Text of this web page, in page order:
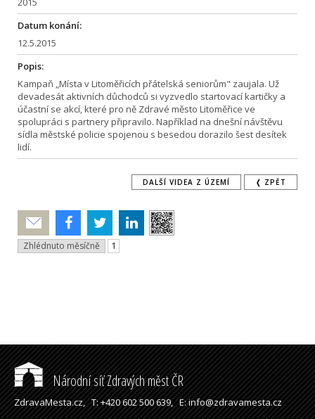
Datum konání:
12.5.2015
Popis:
Kampaň „Místa v Litoměřicích přátelská seniorům" zaujala. Už
devadesát aktivních důchodců si vyzvedlo startovací kartičky a
účastní se akcí, které pro ně Zdravé město Litoměřice ve
spolupráci s partnery připravilo. Například na dnešní návštěvu
sídla městské policie spojenou s besedou dorazilo šest desítek
lidí.
DALŠÍ VIDEA Z ÚZEMÍ ❬ ZPĚT
Poslat
Zhlédnuto měsíčně 1
Národní síť Zdravých měst ČR
ZdravaMesta.cz,T: +420 602 500 639,E: info@zdravamesta.cz